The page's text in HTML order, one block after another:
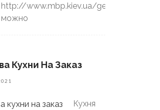
http://www.mbp.kiev.ua/geology
можно
Кухни На Заказ
Кухня